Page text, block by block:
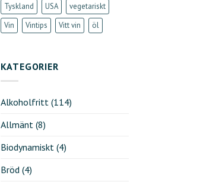
Tyskland
USA
vegetariskt
Vin
Vintips Vitt vin öl
KATEGORIER
Alkoholfritt(114)
Allmänt(8)
Biodynamiskt(4)
Bröd(4)